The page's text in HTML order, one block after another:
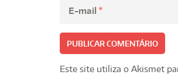
E-mail *
Este site utiliza o Akismet